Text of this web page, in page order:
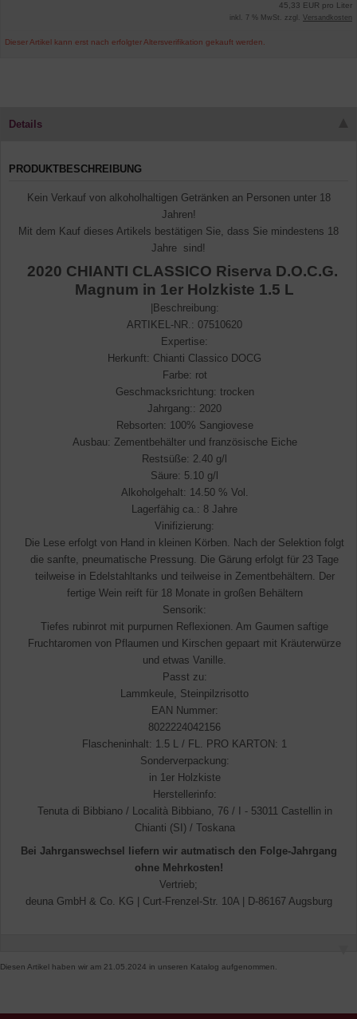
45,33 EUR pro Liter
inkl. 7 % MwSt. zzgl. Versandkosten
Dieser Artikel kann erst nach erfolgter Altersverifikation gekauft werden.
Details
PRODUKTBESCHREIBUNG
Kein Verkauf von alkoholhaltigen Getränken an Personen unter 18
Jahren!
Mit dem Kauf dieses Artikels bestätigen Sie, dass Sie mindestens 18
Jahre sind!
2020 CHIANTI CLASSICO Riserva D.O.C.G.
Magnum in 1er Holzkiste 1.5 L
|Beschreibung:
ARTIKEL-NR.: 07510620
Expertise:
Herkunft: Chianti Classico DOCG
Farbe: rot
Geschmacksrichtung: trocken
Jahrgang:: 2020
Rebsorten: 100% Sangiovese
Ausbau: Zementbehälter und französische Eiche
Restsüße: 2.40 g/l
Säure: 5.10 g/l
Alkoholgehalt: 14.50 % Vol.
Lagerfähig ca.: 8 Jahre
Vinifizierung:
Die Lese erfolgt von Hand in kleinen Körben. Nach der Selektion folgt
die sanfte, pneumatische Pressung. Die Gärung erfolgt für 23 Tage
teilweise in Edelstahltanks und teilweise in Zementbehältern. Der
fertige Wein reift für 18 Monate in großen Behältern
Sensorik:
Tiefes rubinrot mit purpurnen Reflexionen. Am Gaumen saftige
Fruchtaromen von Pflaumen und Kirschen gepaart mit Kräuterwürze
und etwas Vanille.
Passt zu:
Lammkeule, Steinpilzrisotto
EAN Nummer:
8022224042156
Flascheninhalt: 1.5 L / FL. PRO KARTON: 1
Sonderverpackung:
in 1er Holzkiste
Herstellerinfo:
Tenuta di Bibbiano / Località Bibbiano, 76 / I - 53011 Castellin in
Chianti (SI) / Toskana
Bei Jahrganswechsel liefern wir autmatisch den Folge-Jahrgang
ohne Mehrkosten!
Vertrieb;
deuna GmbH & Co. KG | Curt-Frenzel-Str. 10A | D-86167 Augsburg
Diesen Artikel haben wir am 21.05.2024 in unseren Katalog aufgenommen.